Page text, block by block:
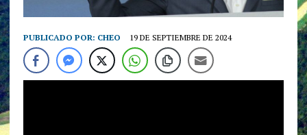
PUBLICADO POR: CHEO 19 DE SEPTIEMBRE DE 2024